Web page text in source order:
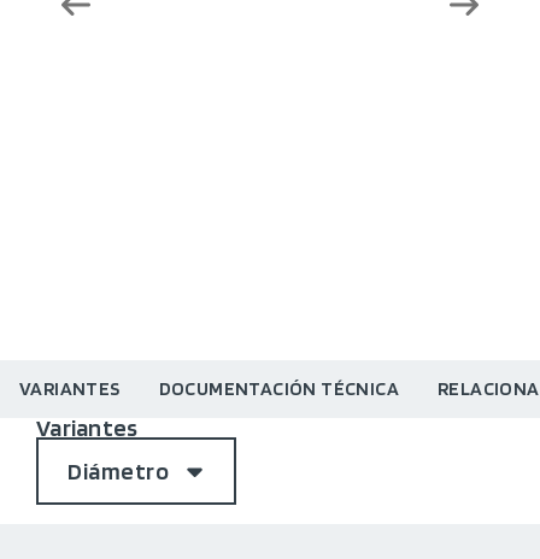
VARIANTES DOCUMENTACIÓN TÉCNICA
Variantes
Diámetro